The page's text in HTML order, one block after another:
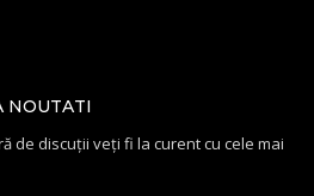
NOUTATI
de discuții veți fi la curent cu cele mai